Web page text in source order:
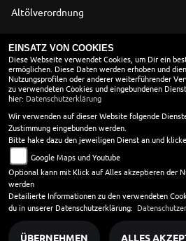
Altölverordnung
ÖFFNUNGSZEITEN
SOMMERÖFFNUNGSZEITEN
Montag:
09:00 - 12:30 und
Dienstag:
09:00 - 12:30 und
Mittwoch:
09:00 - 12:30 und
Donnerstag:
09:00 - 12:30 und
Freitag:
09:00 - 12:30 und
Samstag:
09:00 - 13:00
Sonntag:
geschlossen
EINSATZ VON COOKIES
Diese Webseite verwendet Cookies, um Dir ein
ermöglichen. Diese Daten werden erhoben und
Nutzungsprofilen oder anderer weiterführender
zu verwendeten Cookies und eingebundenen
hier: Datenschutzerklärung
Wir verwenden auf dieser Website folgende
Zustimmung eingebunden werden.
Bitte hake dazu den jeweiligen Dienst an und
Google Maps und Youtube
Optional kann mit Klick auf Alles akzeptieren der
werden
Detailierte Informationen zu den verwendeten
du in unserer Datenschutzerklärung:
ÜBERNEHMEN ALLES